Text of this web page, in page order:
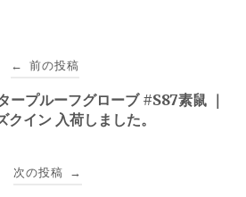
← 前の投稿
ープルーフグローブ #S87素鼠 ｜
クイン 入荷しました。
次の投稿 →